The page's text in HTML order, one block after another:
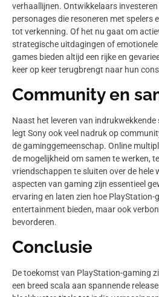
verhaallijnen. Ontwikkelaars investeren
personages die resoneren met spelers
tot verkenning. Of het nu gaat om
strategische uitdagingen of
games bieden altijd een rijke en
keer op keer terugbrengt naar hun
Community en
Naast het leveren van indrukwekkende
legt Sony ook veel nadruk op
de gaminggemeenschap. Online
de mogelijkheid om samen te werken,
vriendschappen te sluiten over de hele
aspecten van gaming zijn essentieel
ervaring en laten zien hoe PlayStation-
entertainment bieden, maar ook
bevorderen.
Conclusie
De toekomst van PlayStation-gaming
een breed scala aan spannende